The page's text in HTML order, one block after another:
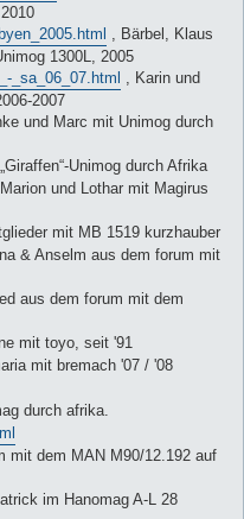
, Bärbel, Klaus
1300L, 2005
_sa_06_07.html , Karin und
2007
und Marc mit Unimog durch
Unimog durch Afrika
Marion und Lothar mit Magirus
mit MB 1519 kurzhauber
& Anselm aus dem forum mit
aus dem forum mit dem
mit toyo, seit '91
mit bremach '07 / '08
durch afrika.
mit dem MAN M90/12.192 auf
im Hanomag A-L 28